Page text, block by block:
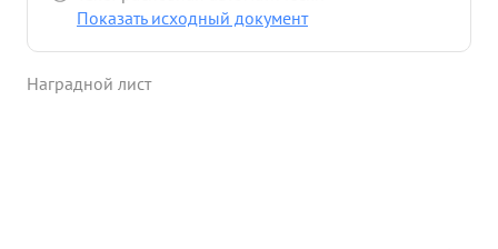
наступательной операции корпуса с 10 по 30
за Южн. БУГ в сложной обстановке весенней
Показать исходный документ
Наградной лист